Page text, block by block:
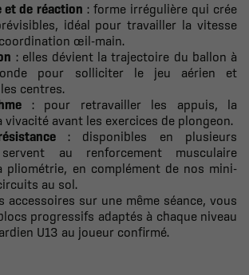
et de réaction : forme irrégulière qui crée
idéal pour travailler la vitesse
œil-main.
: elles dévient la trajectoire du ballon à
pour solliciter le jeu aérien et
centres.
: pour retravailler les appuis, la
avant les exercices de plongeon.
: disponibles en plusieurs
au renforcement musculaire
pliométrie, en complément de nos mini-
au sol.
accessoires sur une même séance, vous
progressifs adaptés à chaque niveau
U13 au joueur confirmé.